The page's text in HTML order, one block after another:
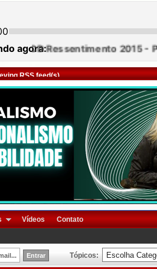
RSS feed(s)
Vídeos Contato
Tópicos: